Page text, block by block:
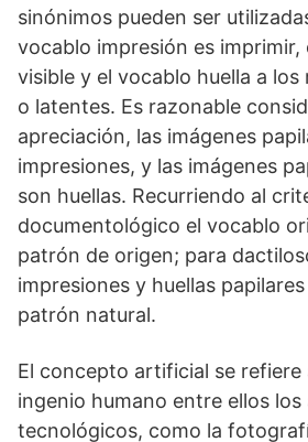
sinónimos pueden ser
vocablo impresión es imprimir,
visible y el vocablo huella a
o latentes. Es razonable
apreciación, las imágenes
impresiones, y las imágenes
son huellas. Recurriendo al
documentológico el vocablo
patrón de origen; para
impresiones y huellas
patrón natural.
El concepto artificial se refiere
ingenio humano entre ellos los
tecnológicos, como la